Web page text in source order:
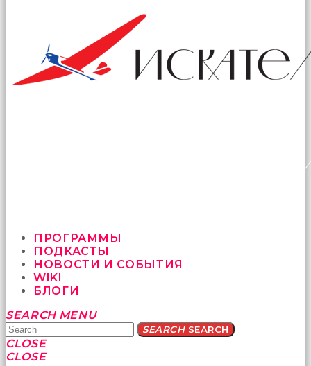
ПРОГРАММЫ
ПОДКАСТЫ
НОВОСТИ И СОБЫТИЯ
WIKI
БЛОГИ
Yatağa
bile
geçmeye
fırsat
SEARCH MENU
SEARCHSEARCH
CLOSE
CLOSE